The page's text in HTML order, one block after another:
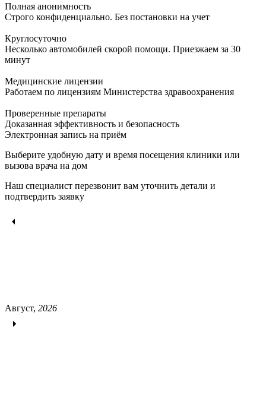
Полная анонимность
Строго конфиденциально. Без постановки на учет
Круглосуточно
Несколько автомобилей скорой помощи. Приезжаем за 30
минут
Медицинские лицензии
Работаем по лицензиям Министерства здравоохранения
Проверенные препараты
Доказанная эффективность и безопасность
Электронная запись на приём
Выберите удобную дату и время посещения клиники или
вызова врача на дом
Наш специалист перезвонит вам уточнить детали и
подтвердить заявку
Август, 2026